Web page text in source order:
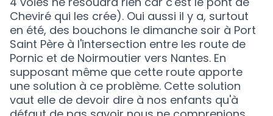
Cheviré qui les crée). Oui aussi il y a, surtout
en été, des bouchons le dimanche soir à Port
Saint Père à l'intersection entre les route de
Pornic et de Noirmoutier vers Nantes. En
supposant même que cette route apporte
une solution à ce problème. Cette solution
vaut elle de devoir dire à nos enfants qu'à